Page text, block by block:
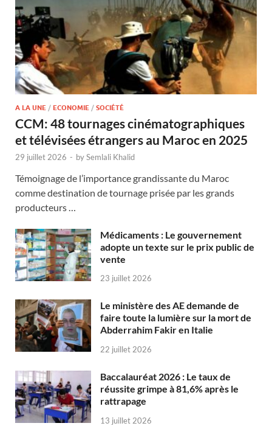
A LA UNE / ECONOMIE / SOCIÉTÉ
CCM: 48 tournages cinématographiques
et télévisées étrangers au Maroc en 2025
29 juillet 2026 - bySemlali Khalid
Témoignage de l’importance grandissante du Maroc
comme destination de tournage prisée par les grands
producteurs …
Médicaments : Le gouvernement
adopte un texte sur le prix public de
vente
23 juillet 2026
Le ministère des AE demande de
faire toute la lumière sur la mort de
Abderrahim Fakir en Italie
22 juillet 2026
Baccalauréat 2026 : Le taux de
réussite grimpe à 81,6% après le
rattrapage
13 juillet 2026